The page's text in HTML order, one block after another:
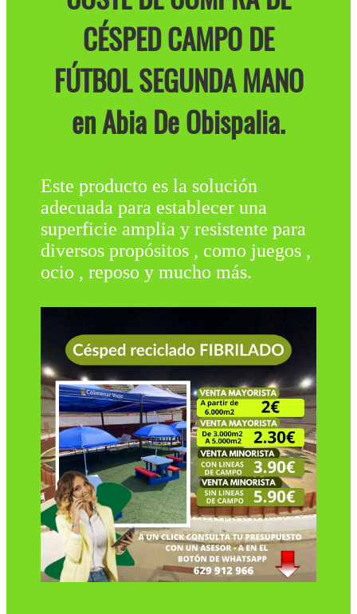
CÉSPED CAMPO DE
FÚTBOL SEGUNDA MANO
en Abia De Obispalia.
Este producto es la solución
adecuada para establecer una
superficie amplia y resistente para
diversos propósitos , como juegos ,
ocio , reposo y mucho más.